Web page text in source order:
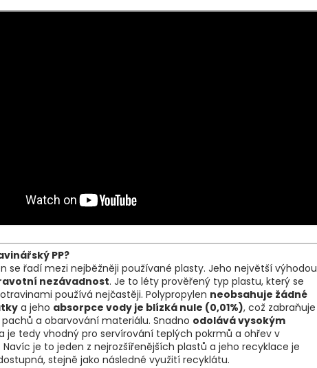
PP?
se řadí mezi nejběžněji používané plasty. Jeho největší výhodou
nezávadnost. Je to léty prověřený typ plastu, který se
používá nejčastěji. Polypropylen neobsahuje žádné
a jeho absorpce vody je blízká nule (0,01%), což zabraňuje
a obarvování materiálu. Snadno odolává vysokým
je tedy vhodný pro servírování teplých pokrmů a ohřev v
je to jeden z nejrozšířenějších plastů a jeho recyklace je
stejně jako následné využití recyklátu.